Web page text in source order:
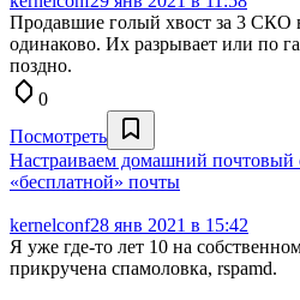
Продавшие голый хвост за 3 СКО
одинаково. Их разрывает или по
поздно.
0
Посмотреть
Настраиваем домашний почтовый
«бесплатной» почты
kernelconf28 янв 2021 в 15:42
Я уже где-то лет 10 на
прикручена спамоловка, rspamd.